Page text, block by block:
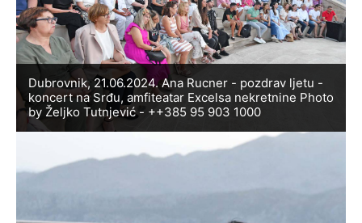
Dubrovnik, 21.06.2024. Ana Rucner - pozdrav ljetu -
koncert na Srđu, amfiteatar Excelsa nekretnine Photo
by Željko Tutnjević - ++385 95 903 1000